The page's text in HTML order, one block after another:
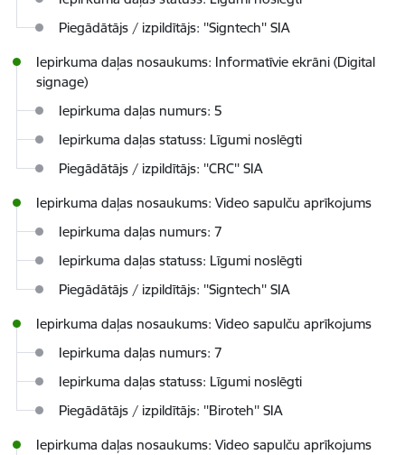
Piegādātājs / izpildītājs: ''Signtech'' SIA
Iepirkuma daļas nosaukums: Informatīvie ekrāni (Digital
signage)
Iepirkuma daļas numurs: 5
Iepirkuma daļas statuss: Līgumi noslēgti
Piegādātājs / izpildītājs: ''CRC'' SIA
Iepirkuma daļas nosaukums: Video sapulču aprīkojums
Iepirkuma daļas numurs: 7
Iepirkuma daļas statuss: Līgumi noslēgti
Piegādātājs / izpildītājs: ''Signtech'' SIA
Iepirkuma daļas nosaukums: Video sapulču aprīkojums
Iepirkuma daļas numurs: 7
Iepirkuma daļas statuss: Līgumi noslēgti
Piegādātājs / izpildītājs: ''Biroteh'' SIA
Iepirkuma daļas nosaukums: Video sapulču aprīkojums